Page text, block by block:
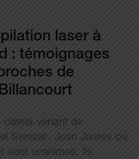
laser à
: témoignages
de
venant de
Sembat, Jean Jaurès ou
sont unanimes. Ils